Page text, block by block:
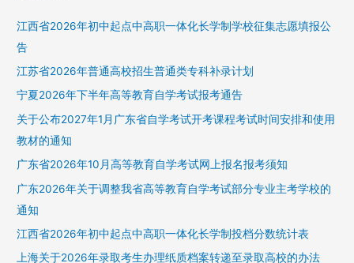
江西省2026年初中起点中高职一体化长学制学校征集志愿填报公
告
江苏省2026年普通高校招生普通类专科补录计划
宁夏2026年下半年高等教育自学考试报考通告
关于公布2027年1月广东省自学考试开考课程考试时间安排和使用
教材的通知
广东省2026年10月高等教育自学考试网上报名报考须知
广东2026年关于调整我省高等教育自学考试部分专业主考学校的
通知
江西省2026年初中起点中高职一体化长学制投档分数统计表
上海关于2026年录取考生办理纸质档案转递至录取高校的办法